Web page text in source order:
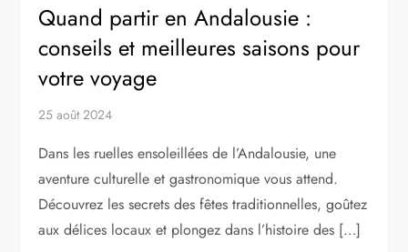
Quand partir en Andalousie :
conseils et meilleures saisons pour
votre voyage
25 août 2024
Dans les ruelles ensoleillées de l’Andalousie, une
aventure culturelle et gastronomique vous attend.
Découvrez les secrets des fêtes traditionnelles, goûtez
aux délices locaux et plongez dans l’histoire des […]